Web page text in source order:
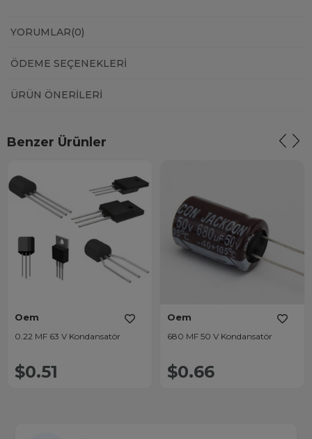
YORUMLAR(0)
ÖDEME SEÇENEKLERI
ÜRÜN ÖNERILERI
Benzer Ürünler
Oem
0.22 MF 63 V Kondansatör
$0.51
Oem
680 MF 50 V Kondansatör
$0.66